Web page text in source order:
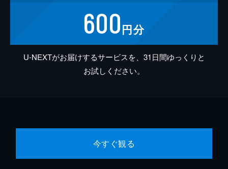
600円分
U-NEXTがお届けするサービスを、31日間ゆっくりと
お試しください。
今すぐ観る